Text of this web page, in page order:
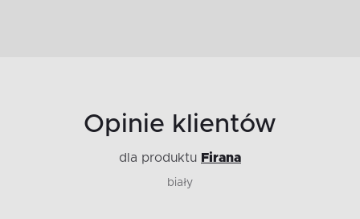
Opinie klientów
dla produktu Firana
biały